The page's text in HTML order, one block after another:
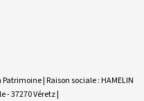
| Raison sociale : HAMELIN
- 37270 Véretz |